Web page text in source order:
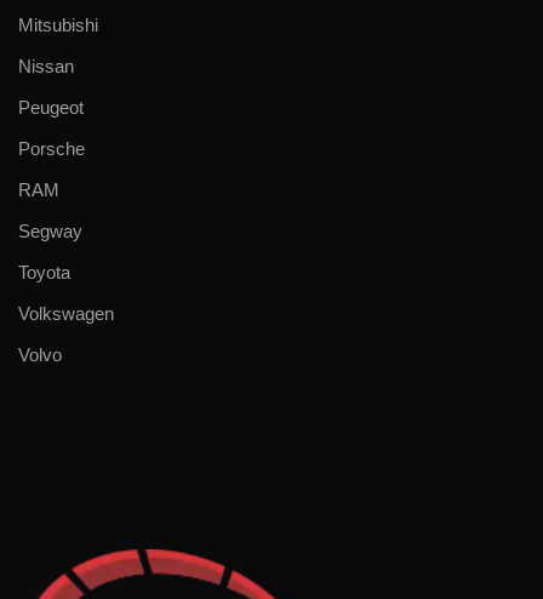
Mitsubishi
Nissan
Peugeot
Porsche
RAM
Segway
Toyota
Volkswagen
Volvo